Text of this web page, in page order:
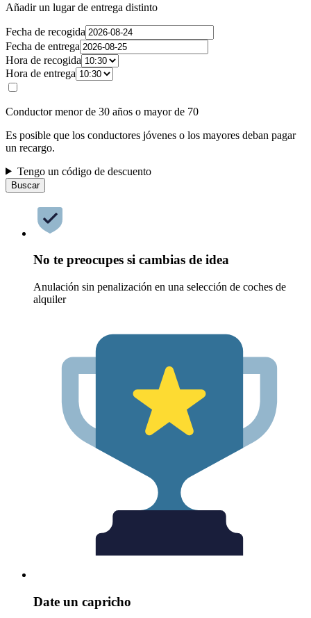
Añadir un lugar de entrega distinto
Fecha de recogida
Fecha de entrega
Hora de recogida
Hora de entrega
Conductor menor de 30 años o mayor de 70
Es posible que los conductores jóvenes o los mayores deban pagar
un recargo.
Tengo un código de descuento
Buscar
No te preocupes si cambias de idea
Anulación sin penalización en una selección de coches de
alquiler
Date un capricho